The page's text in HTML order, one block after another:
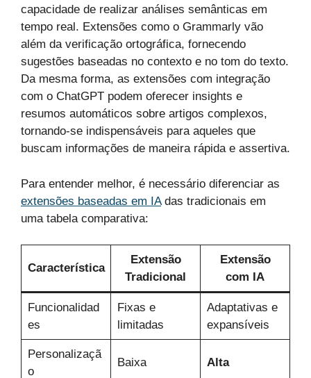
capacidade de realizar análises semânticas em
tempo real. Extensões como o Grammarly vão
além da verificação ortográfica, fornecendo
sugestões baseadas no contexto e no tom do texto.
Da mesma forma, as extensões com integração
com o ChatGPT podem oferecer insights e
resumos automáticos sobre artigos complexos,
tornando-se indispensáveis para aqueles que
buscam informações de maneira rápida e assertiva.
Para entender melhor, é necessário diferenciar as
extensões baseadas em IAdas tradicionais em
uma tabela comparativa:
Característica
Extensão
Tradicional
Extensão
com IA
Funcionalidad
es
Fixas e
limitadas
Adaptativas e
expansíveis
Personalizaçã
o
Baixa Alta